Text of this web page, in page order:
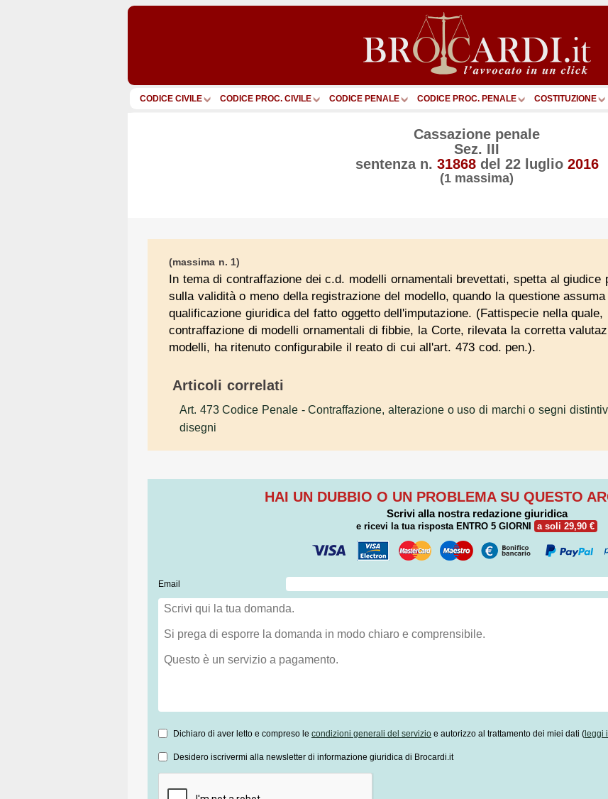
CODICE CIVILE CODICE PROC. CIVILE CODICE PENALE CODICE PROC. PENALE COSTITUZIONE
Cassazione penale
Sez. III
sentenza n. 31868 del 22 luglio 2016
(1 massima)
(massima n. 1)
In tema di contraffazione dei c.d. modelli ornamentali brevettati, spetta al giudice
sulla validità o meno della registrazione del modello, quando la questione
qualificazione giuridica del fatto oggetto dell'imputazione. (Fattispecie nella
contraffazione di modelli ornamentali di fibbie, la Corte, rilevata la corretta
modelli, ha ritenuto configurabile il reato di cui all'art. 473 cod. pen.).
Articoli correlati
Art. 473 Codice Penale - Contraffazione, alterazione o uso di marchi o segni
disegni
HAI UN DUBBIO O UN PROBLEMA SU QUESTO
Scrivi alla nostra redazione giuridica
e ricevi la tua risposta ENTRO 5 GIORNI a soli 29,90 €
Email
Dichiaro di aver letto e compreso le condizioni generali del servizio e autorizzo al trattamento dei miei dati ( leggi
Desidero iscrivermi alla newsletter di informazione giuridica di Brocardi.it